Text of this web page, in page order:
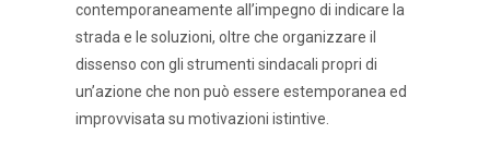
contemporaneamente all’impegno di indicare la
strada e le soluzioni, oltre che organizzare il
dissenso con gli strumenti sindacali propri di
un’azione che non può essere estemporanea ed
improvvisata su motivazioni istintive.